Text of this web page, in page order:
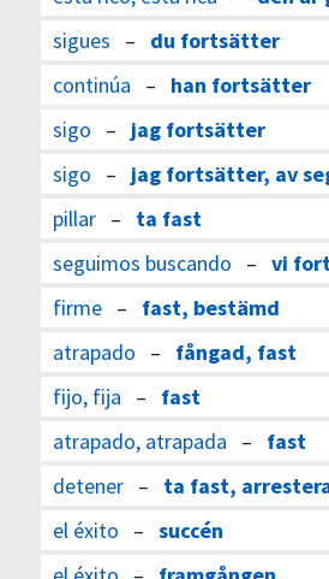
sigues – du fortsätter
continúa – han fortsätter
sigo – jag fortsätter
sigo – jag fortsätter, av
pillar– ta fast
seguimos buscando – vi
firme– fast, bestämd
atrapado – fångad, fast
fijo, fija – fast
atrapado, atrapada – fast
detener– ta fast,
el éxito – succén